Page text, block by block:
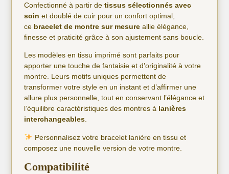
Confectionné à partir detissus sélectionnés avec
soin et doublé de cuir pour un confort optimal,
ce bracelet de montre sur mesure allie élégance,
finesse et praticité grâce à son ajustement sans boucle.
Les modèles en tissu imprimé sont parfaits pour
apporter une touche de fantaisie et d’originalité à votre
montre. Leurs motifs uniques permettent de
transformer votre style en un instant et d’affirmer une
allure plus personnelle, tout en conservant l’élégance et
l’équilibre caractéristiques des montres à lanières
interchangeables.
Personnalisez votre bracelet lanière en tissu et
composez une nouvelle version de votre montre.
Compatibilité